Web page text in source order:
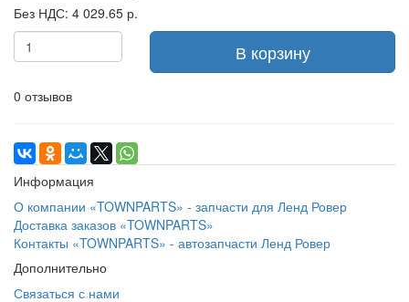
Без НДС: 4 029.65 р.
В корзину
0 отзывов
Информация
О компании «TOWNPARTS» - запчасти для Ленд Ровер
Доставка заказов «TOWNPARTS»
Контакты «TOWNPARTS» - автозапчасти Ленд Ровер
Дополнительно
Связаться с нами